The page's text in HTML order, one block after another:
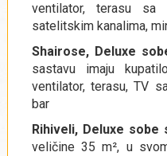
ventilator, terasu
satelitskim kanalima,
Shairose, Deluxe
sastavu imaju
ventilator, terasu, TV
bar
Rihiveli, Deluxe sobe
veličine 35 m², u